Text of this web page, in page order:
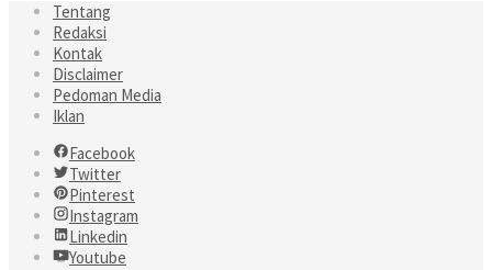
Tentang
Redaksi
Kontak
Disclaimer
Pedoman Media
Iklan
Facebook
Twitter
Pinterest
Instagram
Linkedin
Youtube